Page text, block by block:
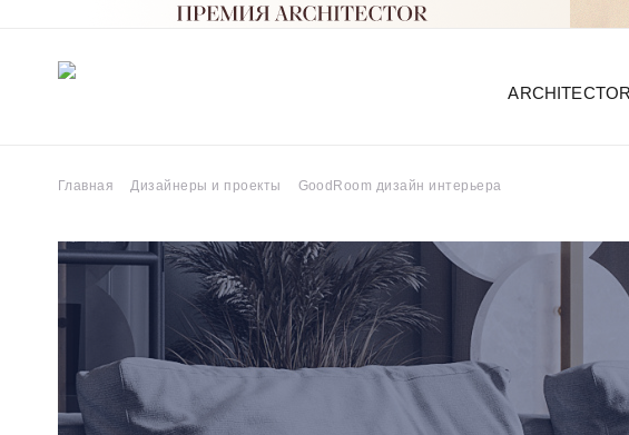
ARCHITECTOR
Главная Дизайнеры и проекты GoodRoom дизайн интерьера